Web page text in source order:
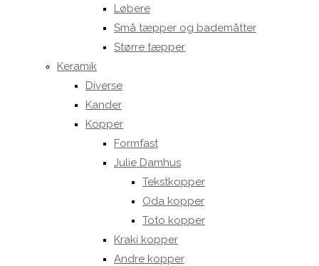
Løbere
Små tæpper og bademåtter
Større tæpper
Keramik
Diverse
Kander
Kopper
Formfast
Julie Damhus
Tekstkopper
Oda kopper
Toto kopper
Kraki kopper
Andre kopper